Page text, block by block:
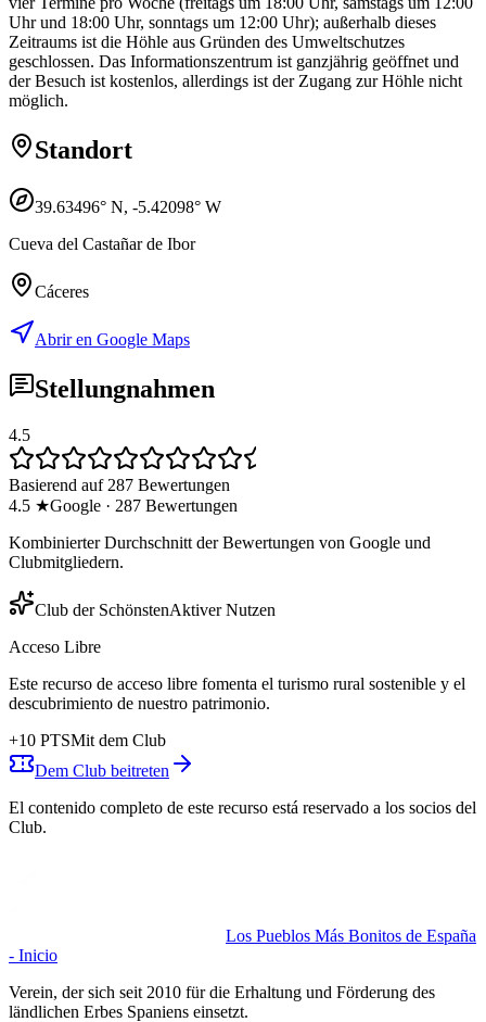
Uhr und 18:00 Uhr, sonntags um 12:00 Uhr); außerhalb dieses
Zeitraums ist die Höhle aus Gründen des Umweltschutzes
geschlossen. Das Informationszentrum ist ganzjährig geöffnet und
der Besuch ist kostenlos, allerdings ist der Zugang zur Höhle nicht
möglich.
Standort
39.63496° N, -5.42098° W
Cueva del Castañar de Ibor
Cáceres
Abrir en Google Maps
Stellungnahmen
4.5
Basierend auf 287 Bewertungen
4.5 ★Google · 287 Bewertungen
Kombinierter Durchschnitt der Bewertungen von Google und
Clubmitgliedern.
Club der SchönstenAktiver Nutzen
Acceso Libre
Este recurso de acceso libre fomenta el turismo rural sostenible y el
descubrimiento de nuestro patrimonio.
+10 PTSMit dem Club
Dem Club beitreten
El contenido completo de este recurso está reservado a los socios del
Club.
Los Pueblos Más Bonitos de España
- Inicio
Verein, der sich seit 2010 für die Erhaltung und Förderung des
ländlichen Erbes Spaniens einsetzt.